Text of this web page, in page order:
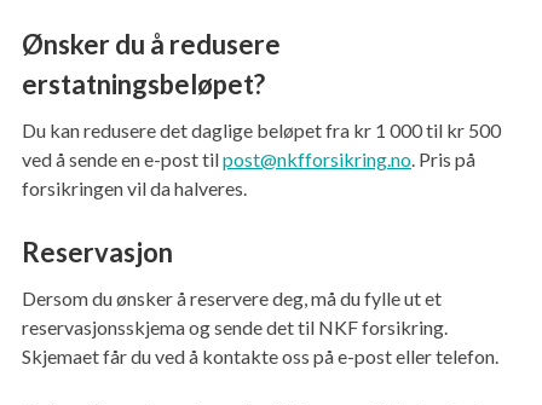
Ønsker du å redusere
erstatningsbeløpet?
Du kan redusere det daglige beløpet fra kr 1 000 til kr 500
ved å sende en e-post tilpost@nkfforsikring.no . Pris på
forsikringen vil da halveres.
Reservasjon
Dersom du ønsker å reservere deg, må du fylle ut et
reservasjonsskjema og sende det til NKF forsikring.
Skjemaet får du ved å kontakte oss på e-post eller telefon.